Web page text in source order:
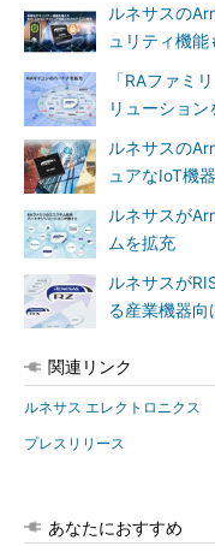
ルネサスの
ュリティ機能
「RAファミ
リューション
ルネサスの
ュアなIoT機
ルネサスが
ムを拡充
ルネサスが
る産業機器
関連リンク
ルネサス エレクトロニクス
プレスリリース
あなたにおすすめ